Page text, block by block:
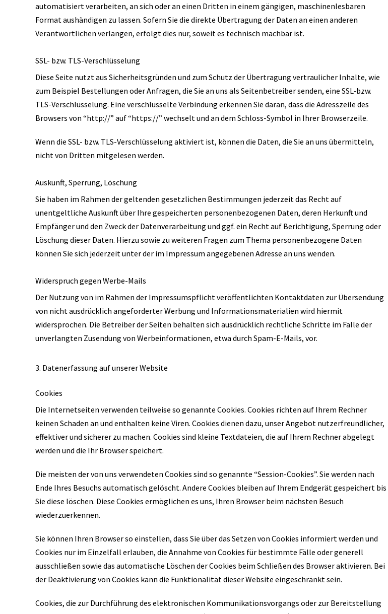
automatisiert verarbeiten, an sich oder an einen Dritten in einem gängigen, maschinenlesbaren
Format aushändigen zu lassen. Sofern Sie die direkte Übertragung der Daten an einen anderen
Verantwortlichen verlangen, erfolgt dies nur, soweit es technisch machbar ist.
SSL- bzw. TLS-Verschlüsselung
Diese Seite nutzt aus Sicherheitsgründen und zum Schutz der Übertragung vertraulicher Inhalte, wie
zum Beispiel Bestellungen oder Anfragen, die Sie an uns als Seitenbetreiber senden, eine SSL-bzw.
TLS-Verschlüsselung. Eine verschlüsselte Verbindung erkennen Sie daran, dass die Adresszeile des
Browsers von “http://” auf “https://” wechselt und an dem Schloss-Symbol in Ihrer Browserzeile.
Wenn die SSL- bzw. TLS-Verschlüsselung aktiviert ist, können die Daten, die Sie an uns übermitteln,
nicht von Dritten mitgelesen werden.
Auskunft, Sperrung, Löschung
Sie haben im Rahmen der geltenden gesetzlichen Bestimmungen jederzeit das Recht auf
unentgeltliche Auskunft über Ihre gespeicherten personenbezogenen Daten, deren Herkunft und
Empfänger und den Zweck der Datenverarbeitung und ggf. ein Recht auf Berichtigung, Sperrung oder
Löschung dieser Daten. Hierzu sowie zu weiteren Fragen zum Thema personenbezogene Daten
können Sie sich jederzeit unter der im Impressum angegebenen Adresse an uns wenden.
Widerspruch gegen Werbe-Mails
Der Nutzung von im Rahmen der Impressumspflicht veröffentlichten Kontaktdaten zur Übersendung
von nicht ausdrücklich angeforderter Werbung und Informationsmaterialien wird hiermit
widersprochen. Die Betreiber der Seiten behalten sich ausdrücklich rechtliche Schritte im Falle der
unverlangten Zusendung von Werbeinformationen, etwa durch Spam-E-Mails, vor.
3. Datenerfassung auf unserer Website
Cookies
Die Internetseiten verwenden teilweise so genannte Cookies. Cookies richten auf Ihrem Rechner
keinen Schaden an und enthalten keine Viren. Cookies dienen dazu, unser Angebot nutzerfreundlicher,
effektiver und sicherer zu machen. Cookies sind kleine Textdateien, die auf Ihrem Rechner abgelegt
werden und die Ihr Browser speichert.
Die meisten der von uns verwendeten Cookies sind so genannte “Session-Cookies”. Sie werden nach
Ende Ihres Besuchs automatisch gelöscht. Andere Cookies bleiben auf Ihrem Endgerät gespeichert bis
Sie diese löschen. Diese Cookies ermöglichen es uns, Ihren Browser beim nächsten Besuch
wiederzuerkennen.
Sie können Ihren Browser so einstellen, dass Sie über das Setzen von Cookies informiert werden und
Cookies nur im Einzelfall erlauben, die Annahme von Cookies für bestimmte Fälle oder generell
ausschließen sowie das automatische Löschen der Cookies beim Schließen des Browser aktivieren. Bei
der Deaktivierung von Cookies kann die Funktionalität dieser Website eingeschränkt sein.
Cookies, die zur Durchführung des elektronischen Kommunikationsvorgangs oder zur Bereitstellung